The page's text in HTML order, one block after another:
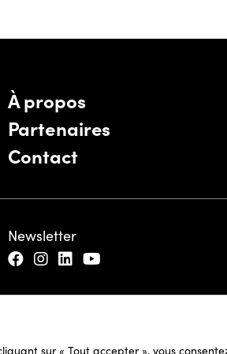
sur « Tout accepter », vous
À propos
Partenaires
Contact
Newsletter